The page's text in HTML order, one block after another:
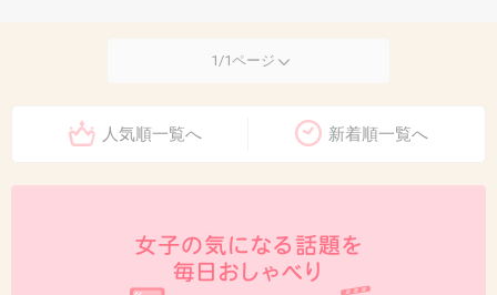
1/1ページ
人気順一覧へ 新着順一覧へ